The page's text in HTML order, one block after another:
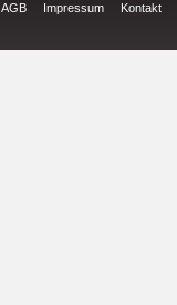
AGB Impressum Kontakt